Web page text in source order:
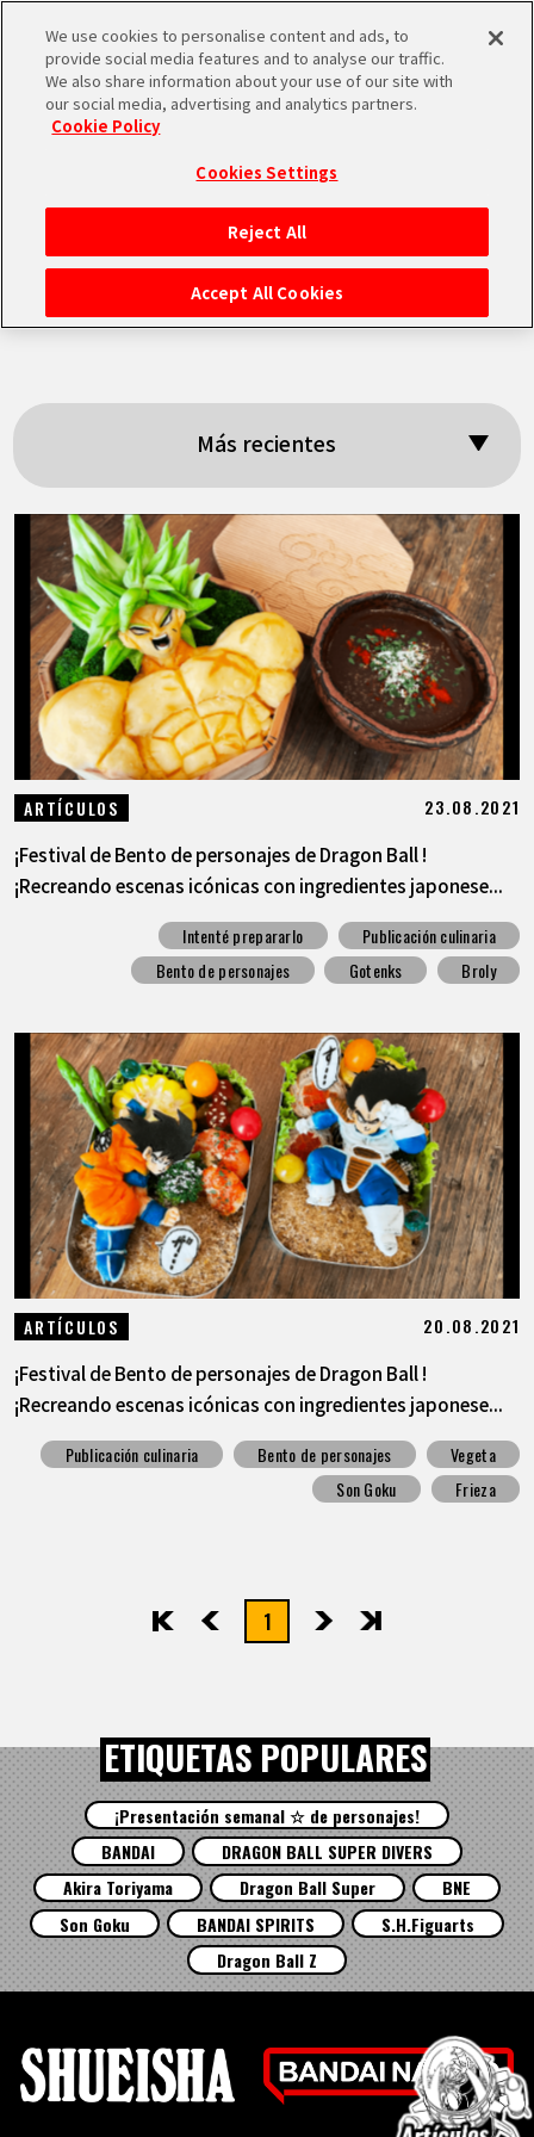
MEN
INICIO
NOTICIAS
LO MÁS DESTACADO
VÍDEOS
ARTÍCULOS
ACERCA DE
LANGUAGE
JP
EN FR DE ES
Resultados:
「Publicación
culinaria」
Más recientes
ARTÍCULOS 23.08.2021
¡Festival de Bento de personajes de Dragon Ball !
¡Recreando escenas icónicas con ingredientes japonese...
Intenté prepararlo
Publicación culinaria
Bento de personajes
Gotenks Broly
ARTÍCULOS 20.08.2021
¡Festival de Bento de personajes de Dragon Ball !
¡Recreando escenas icónicas con ingredientes japonese...
Publicación culinaria Bento de personajes
Vegeta
Son Goku
Frieza
先頭 前へ1 次へ最後
ETIQUETAS POPULARES
¡Presentación semanal ☆ de personajes!
BANDAI
DRAGON BALL SUPER DIVERS
Akira Toriyama
Dragon Ball Super
BNE
Son Goku
BANDAI SPIRITS
S.H.Figuarts
Dragon Ball Z
We use cookies to personalise content and ads, to
provide social media features and to analyse our traffic.
We also share information about your use of our site with
our social media, advertising and analytics partners.
Cookie Policy
Cookies Settings
Reject All
Accept All Cookies